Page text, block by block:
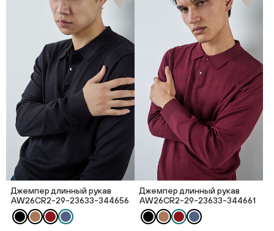
Джемпер длинный рукав
AW26CR2-29-23633-344656
Джемпер длинный рукав
AW26CR2-29-23633-344661